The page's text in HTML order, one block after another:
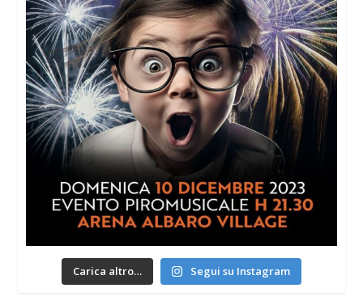
Carica altro… Segui su Instagram